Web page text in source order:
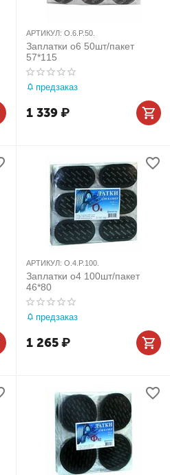
АРТИКУЛ: O.6.P.50.
Заплатки о6 50шт/пакет
57*115
предзаказ
1 339₽
АРТИКУЛ: O.4.P.100.
Заплатки о4 100шт/пакет
46*80
предзаказ
1 265₽